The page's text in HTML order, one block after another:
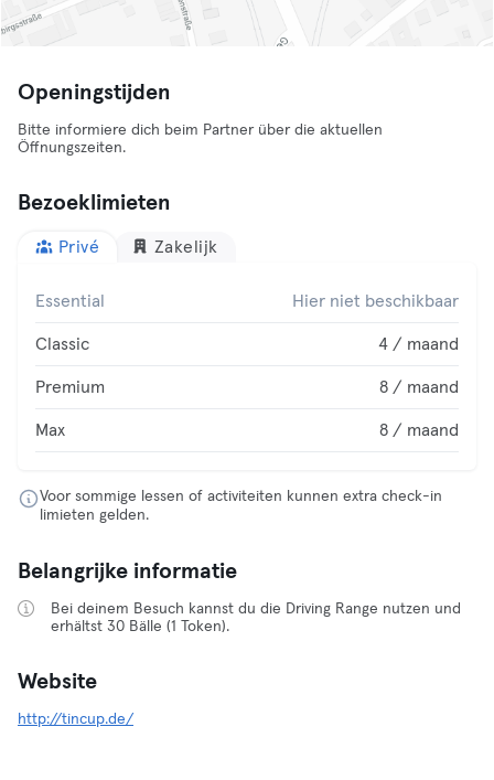
Openingstijden
Bitte informiere dich beim Partner über die aktuellen
Öffnungszeiten.
Bezoeklimieten
Privé Zakelijk
Essential Hier niet beschikbaar
Classic 4 / maand
Premium 8 / maand
Max 8 / maand
Voor sommige lessen of activiteiten kunnen extra check-in
limieten gelden.
Belangrijke informatie
Bei deinem Besuch kannst du die Driving Range nutzen und
erhältst 30 Bälle (1 Token).
Website
http://tincup.de/